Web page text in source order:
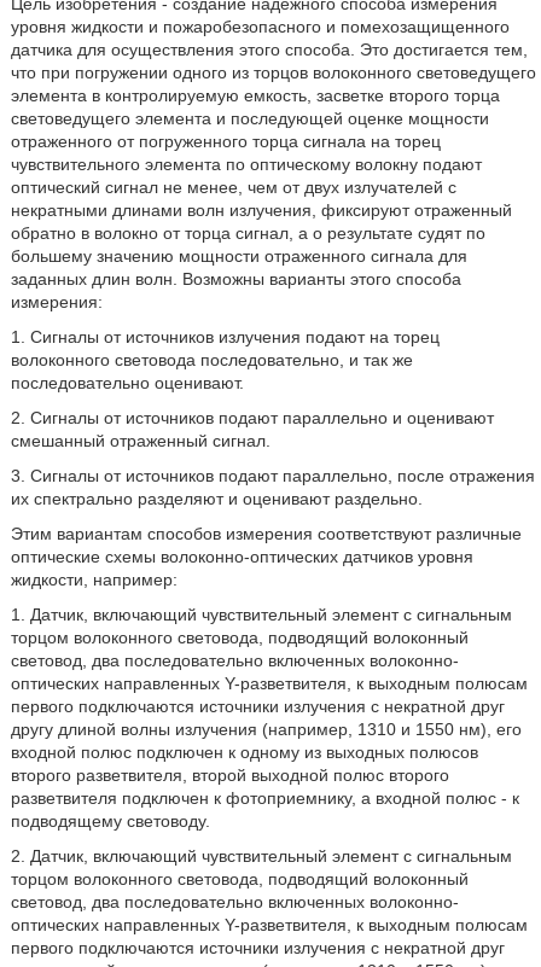
уровня жидкости и пожаробезопасного и помехозащищенного
датчика для осуществления этого способа. Это достигается тем,
что при погружении одного из торцов волоконного световедущего
элемента в контролируемую емкость, засветке второго торца
световедущего элемента и последующей оценке мощности
отраженного от погруженного торца сигнала на торец
чувствительного элемента по оптическому волокну подают
оптический сигнал не менее, чем от двух излучателей с
некратными длинами волн излучения, фиксируют отраженный
обратно в волокно от торца сигнал, а о результате судят по
большему значению мощности отраженного сигнала для
заданных длин волн. Возможны варианты этого способа
измерения:
1. Сигналы от источников излучения подают на торец
волоконного световода последовательно, и так же
последовательно оценивают.
2. Сигналы от источников подают параллельно и оценивают
смешанный отраженный сигнал.
3. Сигналы от источников подают параллельно, после отражения
их спектрально разделяют и оценивают раздельно.
Этим вариантам способов измерения соответствуют различные
оптические схемы волоконно-оптических датчиков уровня
жидкости, например:
1. Датчик, включающий чувствительный элемент с сигнальным
торцом волоконного световода, подводящий волоконный
световод, два последовательно включенных волоконно-
оптических направленных Y-разветвителя, к выходным полюсам
первого подключаются источники излучения с некратной друг
другу длиной волны излучения (например, 1310 и 1550 нм), его
входной полюс подключен к одному из выходных полюсов
второго разветвителя, второй выходной полюс второго
разветвителя подключен к фотоприемнику, а входной полюс - к
подводящему световоду.
2. Датчик, включающий чувствительный элемент с сигнальным
торцом волоконного световода, подводящий волоконный
световод, два последовательно включенных волоконно-
оптических направленных Y-разветвителя, к выходным полюсам
первого подключаются источники излучения с некратной друг